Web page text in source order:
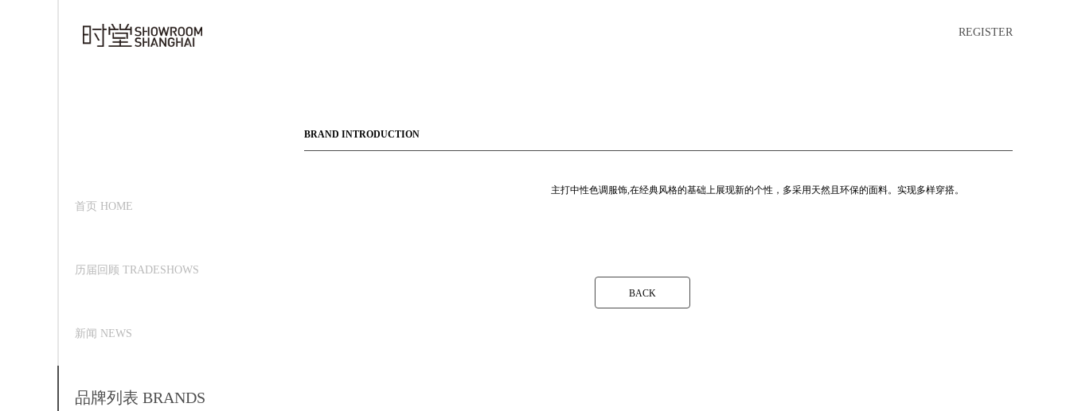
REGISTER
首页 HOME
历届回顾 TRADESHOWS
新闻 NEWS
品牌列表 BRANDS
BRAND INTRODUCTION
主打中性色调服饰,在经典风格的基础上展现新的个性，多采用天然且环保的面料。实现多样穿搭。
BACK